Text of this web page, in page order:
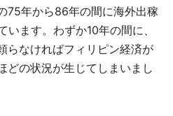
75年から86年の間に海外出稼
います。わずか10年の間に、
らなければフィリピン経済が
どの状況が生じてしまいまし